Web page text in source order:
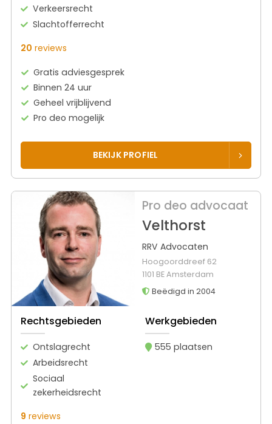
Verkeersrecht
Slachtofferrecht
20 reviews
Gratis adviesgesprek
Binnen 24 uur
Geheel vrijblijvend
Pro deo mogelijk
BEKIJK PROFIEL
Pro deo advocaat
Velthorst
RRV Advocaten
Hoogoorddreef 62
1101 BE Amsterdam
Beëdigd in 2004
Rechtsgebieden
Ontslagrecht
Arbeidsrecht
Sociaal
zekerheidsrecht
Werkgebieden
555 plaatsen
9 reviews